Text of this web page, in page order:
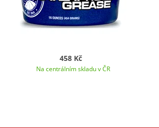
458 Kč
Na centrálním skladu v ČR